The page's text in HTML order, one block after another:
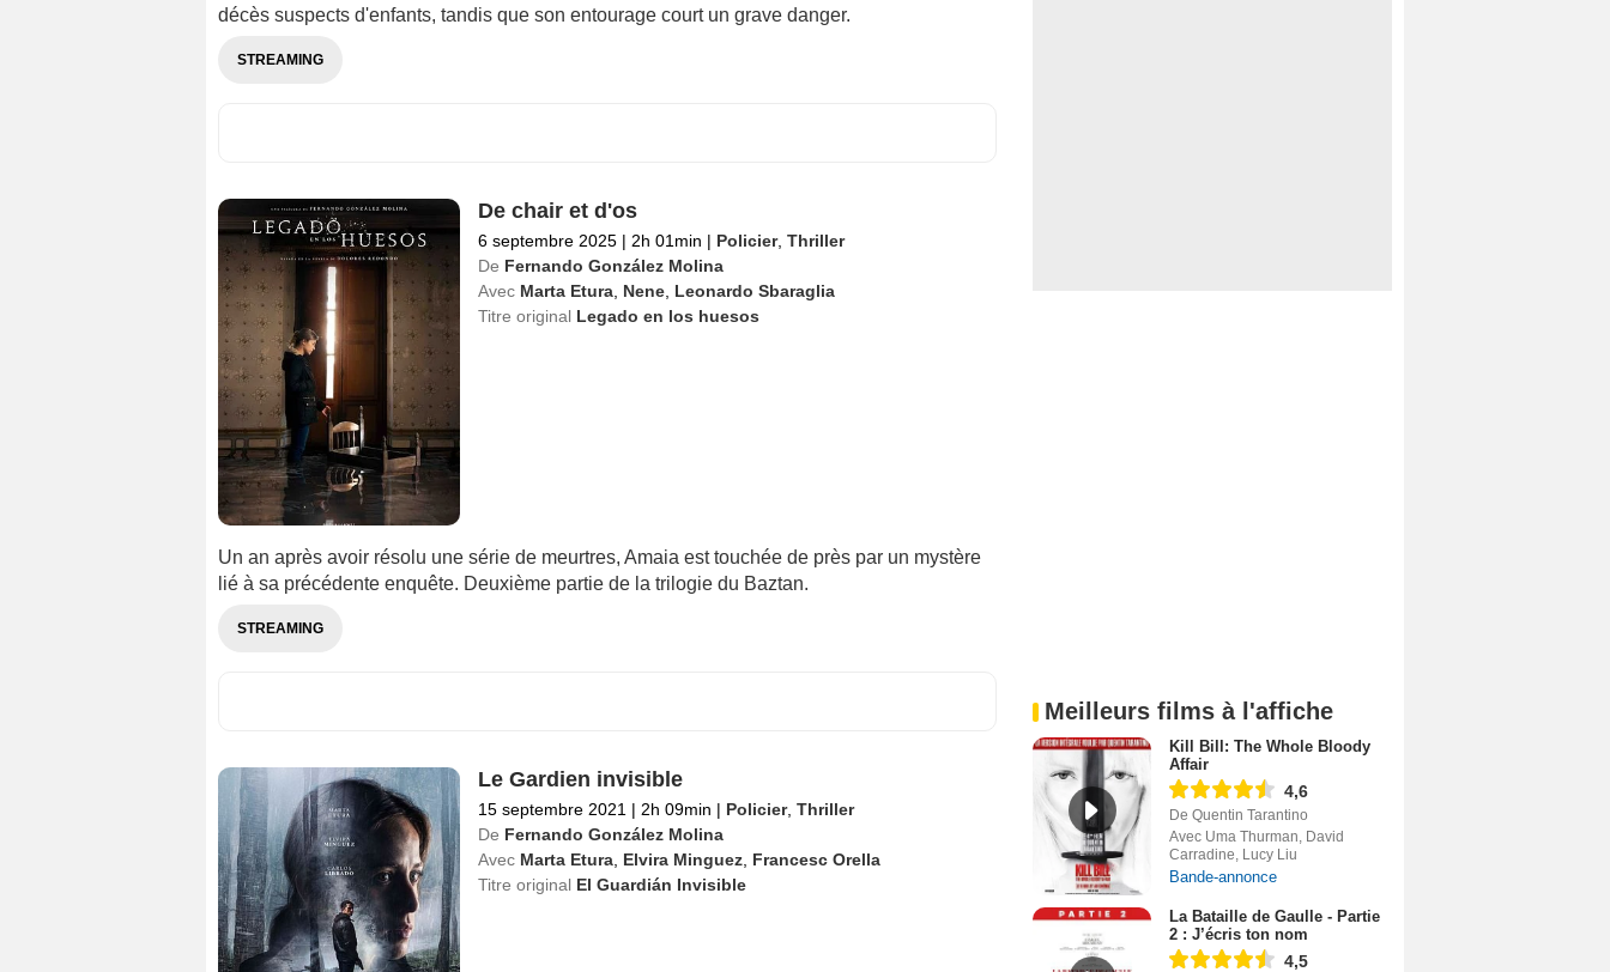
décès suspects d'enfants, tandis que son entourage court un grave danger.
STREAMING
De chair et d'os
6 septembre 2025 | 2h 01min | Policier, Thriller
De Fernando González Molina
Avec Marta Etura, Nene, Leonardo Sbaraglia
Titre original Legado en los huesos
Un an après avoir résolu une série de meurtres, Amaia est touchée de près par un mystère
lié à sa précédente enquête. Deuxième partie de la trilogie du Baztan.
STREAMING
Le Gardien invisible
15 septembre 2021 | 2h 09min | Policier, Thriller
De Fernando González Molina
Avec Marta Etura, Elvira Minguez, Francesc Orella
Titre original El Guardián Invisible
Meilleurs films à l'affiche
Kill Bill: The Whole Bloody
Affair
4,6
De Quentin Tarantino
Avec Uma Thurman, David
Carradine, Lucy Liu
Bande-annonce
La Bataille de Gaulle - Partie
2 : J’écris ton nom
4,5